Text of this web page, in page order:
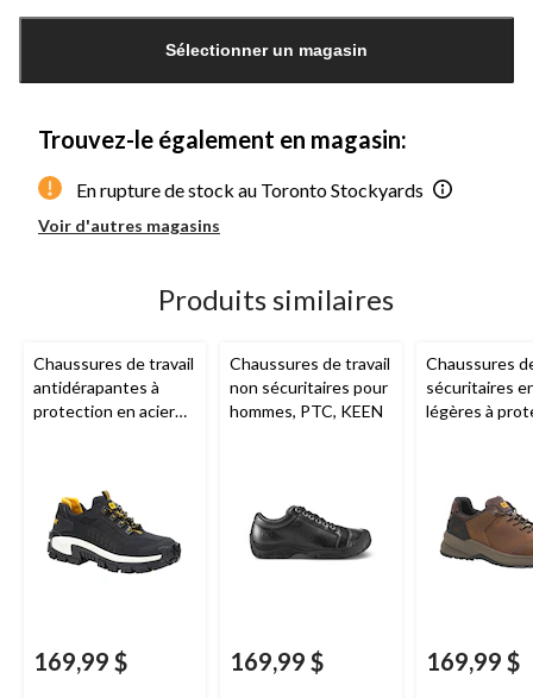
Sélectionner un magasin
Trouvez-le également en magasin:
En rupture de stock au Toronto Stockyards
Voir d'autres magasins
Produits similaires
Chaussures de travail
antidérapantes à
protection en acier
169,99 $
Chaussures de travail
non sécuritaires pour
hommes, PTC, KEEN
169,99 $
Chaussures
sécuritaires
légères à
169,99 $